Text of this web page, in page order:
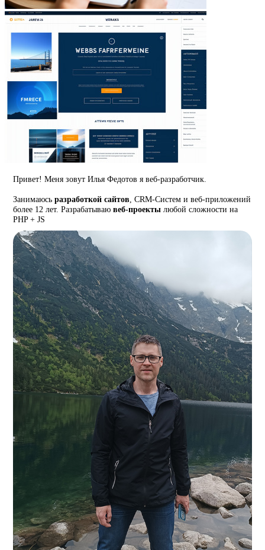
Привет! Меня зовут Илья Федотов я веб-разработчик.
Занимаюсьразработкой сайтов , CRM-Систем и веб-приложений
более 12 лет. Разрабатываювеб-проекты любой сложности на
PHP + JS